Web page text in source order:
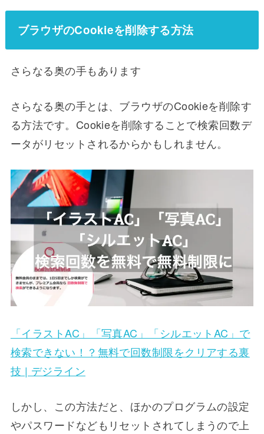
ブラウザのCookieを削除する方法
さらなる奥の手もあります
さらなる奥の手とは、ブラウザのCookieを削除す
る方法です。Cookieを削除することで検索回数デ
ータがリセットされるからかもしれません。
「イラストAC」「写真AC」「シルエットAC」で
検索できない！？無料で回数制限をクリアする裏
技 | デジライン
しかし、この方法だと、ほかのプログラムの設定
やパスワードなどもリセットされてしまうので上